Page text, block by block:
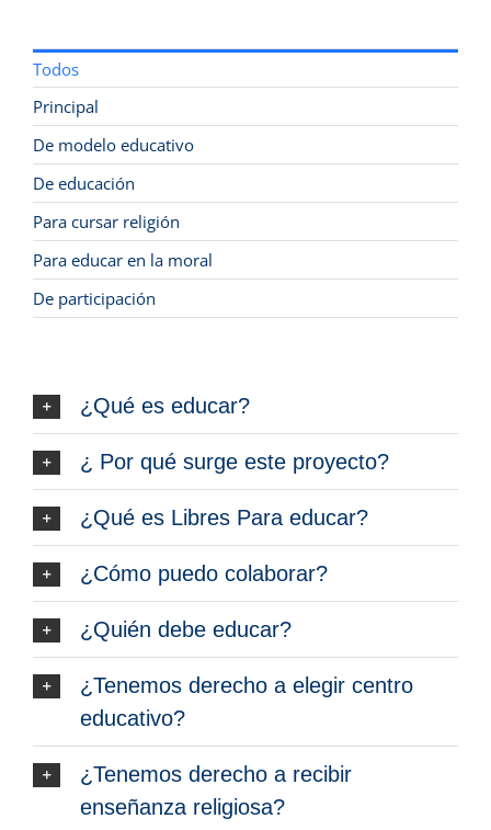
Todos
Principal
De modelo educativo
De educación
Para cursar religión
Para educar en la moral
De participación
¿Qué es educar?
¿ Por qué surge este proyecto?
¿Qué es Libres Para educar?
¿Cómo puedo colaborar?
¿Quién debe educar?
¿Tenemos derecho a elegir centro
educativo?
¿Tenemos derecho a recibir
enseñanza religiosa?